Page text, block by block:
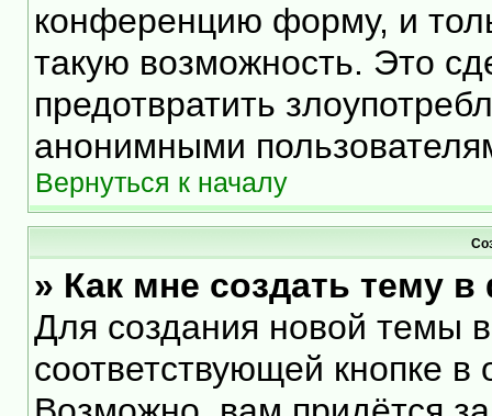
конференцию форму, и
такую возможность. Это
предотвратить
анонимными
Вернуться к началу
» Как мне создать тему
Для создания новой темы
соответствующей кнопке